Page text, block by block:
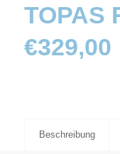
TOPAS
€329,00
Beschreibung